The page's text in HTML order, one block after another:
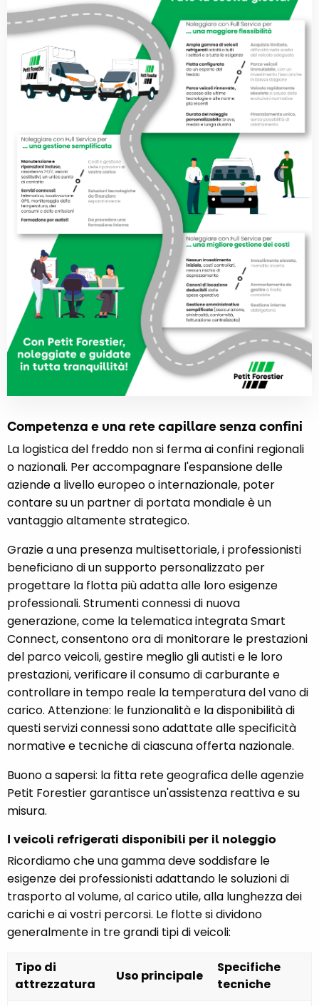
Competenza e una rete capillare senza confini
La logistica del freddo non si ferma ai confini regionali
o nazionali. Per accompagnare l'espansione delle
aziende a livello europeo o internazionale, poter
contare su un partner di portata mondiale è un
vantaggio altamente strategico.
Grazie a una presenza multisettoriale, i professionisti
beneficiano di un supporto personalizzato per
progettare la flotta più adatta alle loro esigenze
professionali. Strumenti connessi di nuova
generazione, come la telematica integrata Smart
Connect, consentono ora di monitorare le prestazioni
del parco veicoli, gestire meglio gli autisti e le loro
prestazioni, verificare il consumo di carburante e
controllare in tempo reale la temperatura del vano di
carico. Attenzione: le funzionalità e la disponibilità di
questi servizi connessi sono adattate alle specificità
normative e tecniche di ciascuna offerta nazionale.
Buono a sapersi: la fitta rete geografica delle agenzie
Petit Forestier garantisce un'assistenza reattiva e su
misura.
I veicoli refrigerati disponibili per il noleggio
Ricordiamo che una gamma deve soddisfare le
esigenze dei professionisti adattando le soluzioni di
trasporto al volume, al carico utile, alla lunghezza dei
carichi e ai vostri percorsi. Le flotte si dividono
generalmente in tre grandi tipi di veicoli:
Tipo di
attrezzatura
Uso principale
Specifiche
tecniche